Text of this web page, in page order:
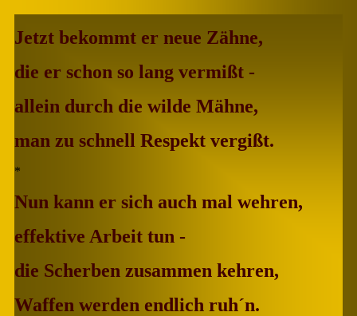
Jetzt bekommt er neue Zähne,
die er schon so lang vermißt -
allein durch die wilde Mähne,
man zu schnell Respekt vergißt.
*
Nun kann er sich auch mal wehren,
effektive Arbeit tun -
die Scherben zusammen kehren,
Waffen werden endlich ruh´n.